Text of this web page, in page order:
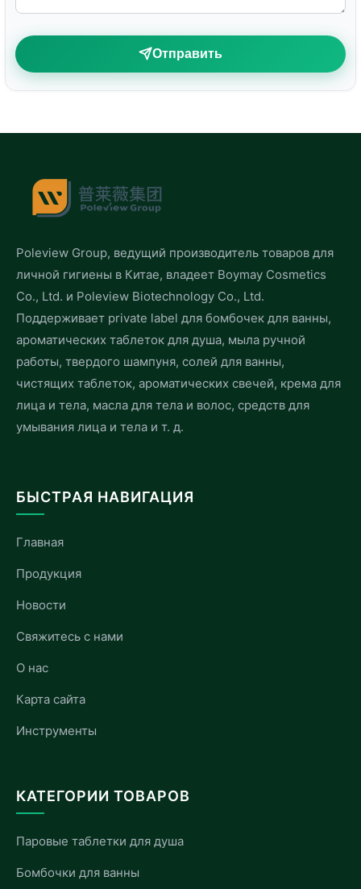
Отправить
Poleview Group, ведущий производитель товаров для
личной гигиены в Китае, владеет Boymay Cosmetics
Co., Ltd. и Poleview Biotechnology Co., Ltd.
Поддерживает private label для бомбочек для ванны,
ароматических таблеток для душа, мыла ручной
работы, твердого шампуня, солей для ванны,
чистящих таблеток, ароматических свечей, крема для
лица и тела, масла для тела и волос, средств для
умывания лица и тела и т. д.
БЫСТРАЯ НАВИГАЦИЯ
Главная
Продукция
Новости
Свяжитесь с нами
О нас
Карта сайта
Инструменты
КАТЕГОРИИ ТОВАРОВ
Паровые таблетки для душа
Бомбочки для ванны